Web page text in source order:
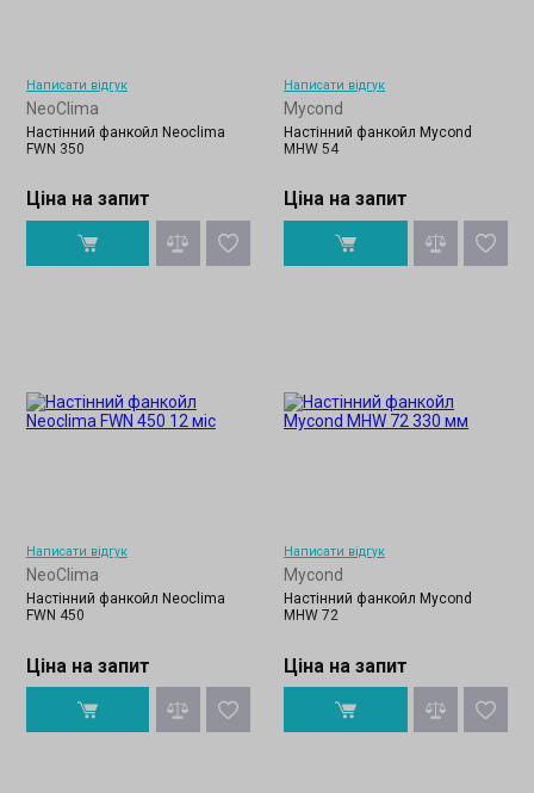
Написати відгук
NeoClima
Настінний фанкойл Neoclima
FWN 350
Ціна на запит
Написати відгук
Mycond
Настінний фанкойл Mycond
MHW 54
Ціна на запит
Написати відгук
NeoClima
Настінний фанкойл Neoclima
FWN 450
Ціна на запит
Написати відгук
Mycond
Настінний фанкойл Mycond
MHW 72
Ціна на запит